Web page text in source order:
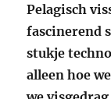
Pelagisch
fascinerend
stukje
alleen hoe